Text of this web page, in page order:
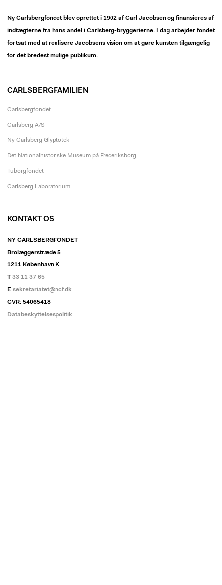
Ny Carlsbergfondet blev oprettet i 1902 af Carl Jacobsen og finansieres af
indtægterne fra hans andel i Carlsberg-bryggerierne. I dag arbejder fondet
fortsat med at realisere Jacobsens vision om at gøre kunsten tilgængelig
for det bredest mulige publikum.
CARLSBERGFAMILIEN
Carlsbergfondet
Carlsberg A/S
Ny Carlsberg Glyptotek
Det Nationalhistoriske Museum på Frederiksborg
Tuborgfondet
Carlsberg Laboratorium
KONTAKT OS
NY CARLSBERGFONDET
Brolæggerstræde 5
1211 København K
T33 11 37 65
E sekretariatet@ncf.dk
CVR: 54065418
Databeskyttelsespolitik